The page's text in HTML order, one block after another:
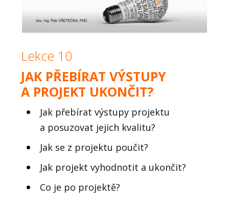
Lekce 10
JAK PŘEBÍRAT VÝSTUPY
A PROJEKT UKONČIT?
Jak přebírat výstupy projektu
a posuzovat jejich kvalitu?
Jak se z projektu poučit?
Jak projekt vyhodnotit a ukončit?
Co je po projektě?